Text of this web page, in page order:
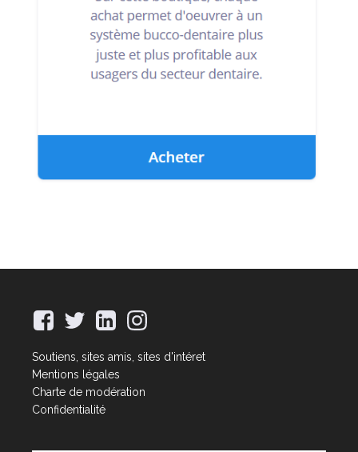
Soutiens, sites amis, sites d'intéret
Mentions légales
Charte de modération
Confidentialité